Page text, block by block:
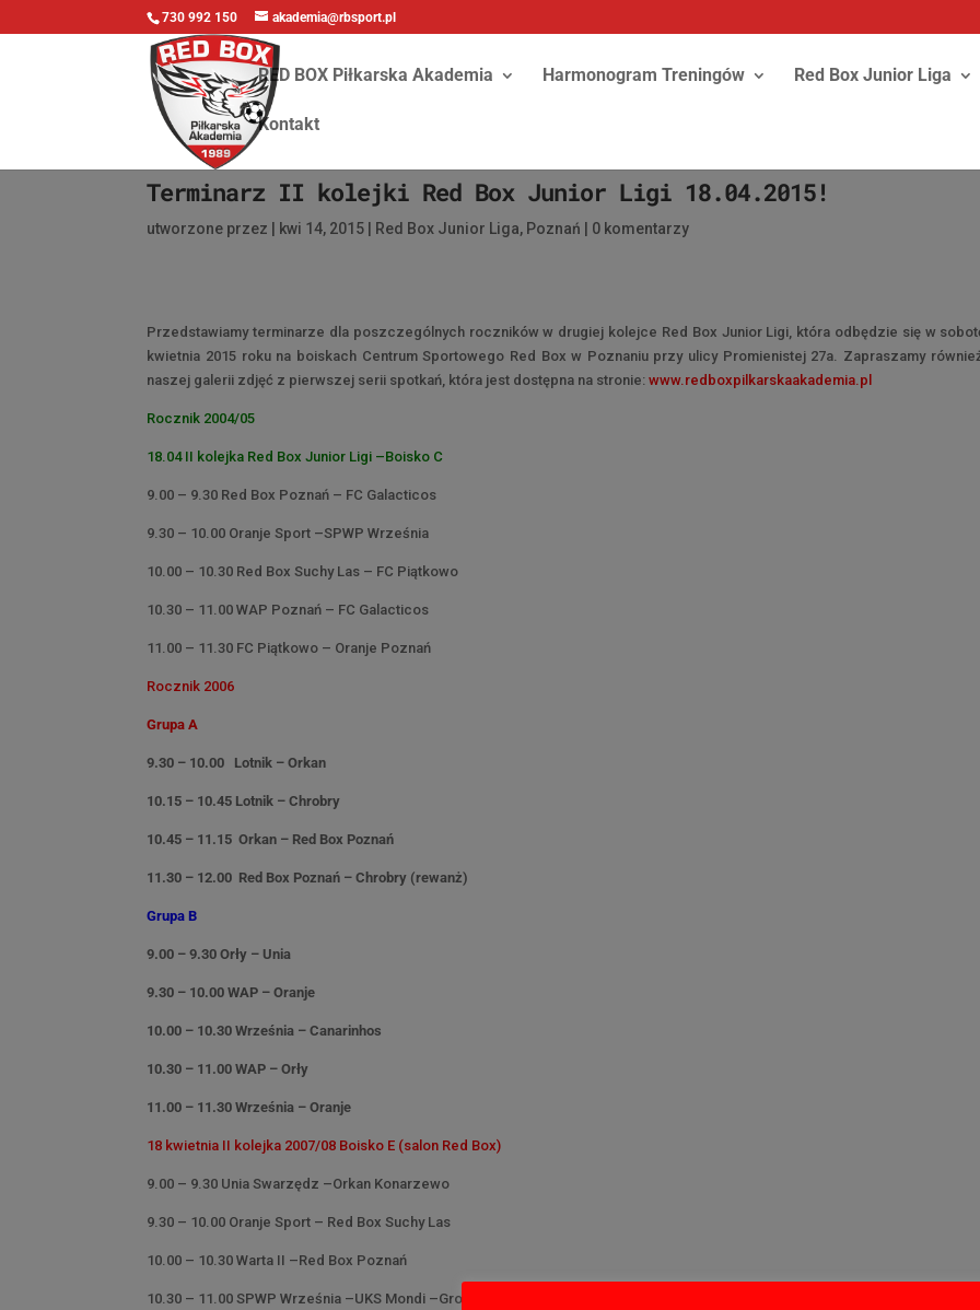
730 992 150 akademia@rbsport.pl
RED BOX Piłkarska Akademia Harmonogram Treningów Red Box Junior Liga
Kontakt
Terminarz II kolejki Red Box Junior Ligi 18.04.2015!
utworzone przez kwi 14, 2015 Red Box Junior Liga, Poznań 0 komentarzy
Przedstawiamy terminarze dla poszczególnych roczników w drugiej kolejce Red Box Junior Ligi, która odbędzie się w
kwietnia 2015 roku na boiskach Centrum Sportowego Red Box w Poznaniu przy ulicy Promienistej 27a. Zapraszamy
naszej galerii zdjęć z pierwszej serii spotkań, która jest dostępna na stronie:www.redboxpilkarskaakademia.pl
Rocznik 2004/05
18.04 II kolejka Red Box Junior Ligi –Boisko C
9.00 – 9.30 Red Box Poznań – FC Galacticos
9.30 – 10.00 Oranje Sport –SPWP Września
10.00 – 10.30 Red Box Suchy Las – FC Piątkowo
10.30 – 11.00 WAP Poznań – FC Galacticos
11.00 – 11.30 FC Piątkowo – Oranje Poznań
Rocznik 2006
Grupa A
9.30 – 10.00 Lotnik – Orkan
10.15 – 10.45 Lotnik – Chrobry
10.45 – 11.15 Orkan – Red Box Poznań
11.30 – 12.00 Red Box Poznań – Chrobry (rewanż)
Grupa B
9.00 – 9.30 Orły – Unia
9.30 – 10.00 WAP – Oranje
10.00 – 10.30 Września – Canarinhos
10.30 – 11.00 WAP – Orły
11.00 – 11.30 Września – Oranje
18 kwietnia II kolejka 2007/08 Boisko E (salon Red Box)
9.00 – 9.30 Unia Swarzędz –Orkan Konarzewo
9.30 – 10.00 Oranje Sport – Red Box Suchy Las
10.00 – 10.30 Warta II –Red Box Poznań
10.30 – 11.00 SPWP Września –UKS Mondi –Grom Dopiewo